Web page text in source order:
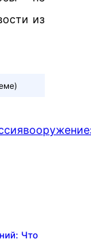
из
вооружение
Что